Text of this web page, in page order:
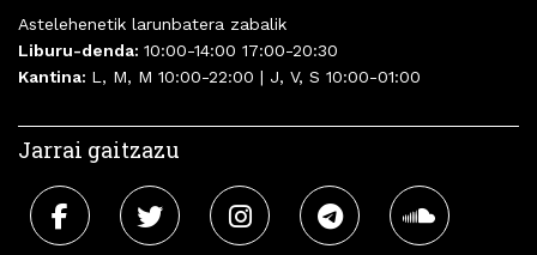
Astelehenetik larunbatera zabalik
Liburu-denda: 10:00-14:00 17:00-20:30
Kantina: L, M, M 10:00-22:00 | J, V, S 10:00-01:00
Jarrai gaitzazu